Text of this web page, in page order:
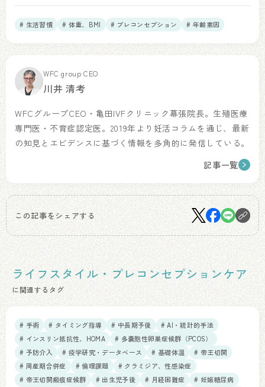
# 生活習慣 # 体重、BMI # プレコンセプション # 年齢素因
WFC group CEO
川井 清考
WFCグループCEO・亀田IVFクリニック幕張院長。生殖医療
専門医・不育症認定医。2019年より妊活コラムを通じ、最新
の知見とエビデンスに基づく情報を多角的に発信している。
記事一覧
この記事をシェアする
ライフスタイル・プレコンセプションケア
に関連するタグ
# 手術 # タイミング指導 # 中長期予後
# AI・統計的手法
# インスリン抵抗性、HOMA
# 多嚢胞性卵巣症候群（PCOS）
# 予防介入
# 疫学研究・データベース # 基礎体温
# 帝王切開
# 周産期合併症
# 倫理課題
# クラミジア、性感染症
# 帝王切開瘢痕症候群
# 出生児予後 # 月経困難症
# 妊娠糖尿病